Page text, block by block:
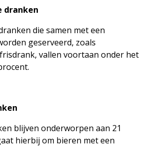
dranken
die samen met een
geserveerd, zoals
vallen voortaan onder het
blijven onderworpen aan 21
hierbij om bieren met een